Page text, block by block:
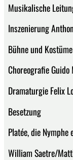
Musikalische
Inszenierung
Bühne und
Choreografie
Dramaturgie Felix
Besetzung
Platée, die
William Saetre/